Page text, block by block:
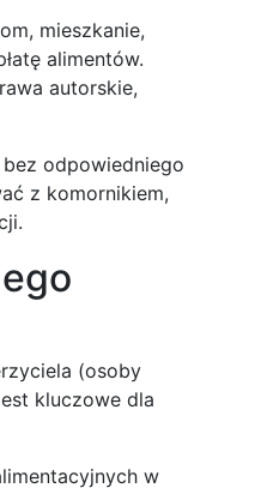
mieszkanie,
alimentów.
autorskie,
bez odpowiedniego
z komornikiem,
(osoby
kluczowe dla
w